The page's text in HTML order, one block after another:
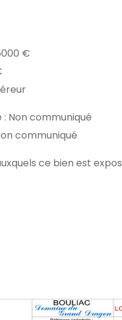
€
Non communiqué
communiqué
ce bien est